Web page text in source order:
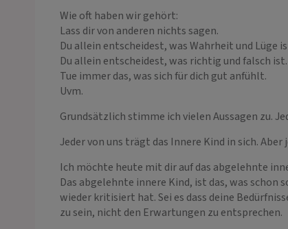
Wie oft haben wir gehört:
Lass dir von anderen nichts sagen.
Du allein entscheidest, was Wahrheit und Lüge
Du allein entscheidest, was richtig und falsch ist.
Tue immer das, was sich für dich gut anfühlt.
Uvm.
Grundsätzlich stimme ich vielen Aussagen zu.
Jeder von uns trägt das Innere Kind in sich.
Ich möchte heute mit dir auf das abgelehnte
Das abgelehnte innere Kind, ist das, was schon
wieder kritisiert hat. Sei es dass deine
zu sein, nicht den Erwartungen zu entsprechen.